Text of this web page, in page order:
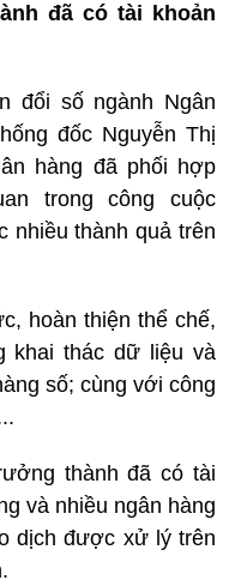
đã có tài khoản
đổi số ngành Ngân
đốc Nguyễn Thị
hàng đã phối hợp
trong công cuộc
nhiều thành quả trên
hoàn thiện thể chế,
khai thác dữ liệu và
số; cùng với công
thành đã có tài
và nhiều ngân hàng
dịch được xử lý trên